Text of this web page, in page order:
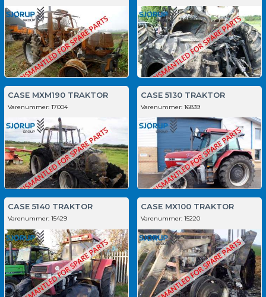
CASE MXM190 TRAKTOR
Varenummer: 17004
CASE 5130 TRAKTOR
Varenummer: 16839
CASE 5140 TRAKTOR
Varenummer: 15429
CASE MX100 TRAKTOR
Varenummer: 15220